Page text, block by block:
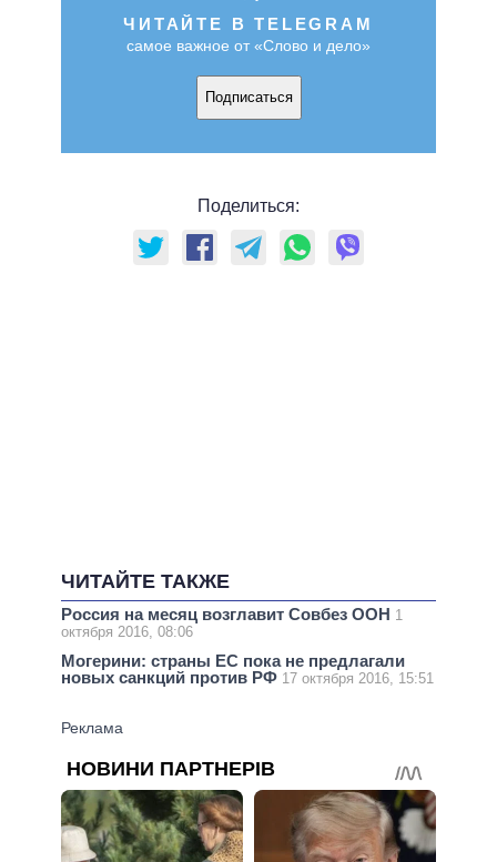
ЧИТАЙТЕ В TELEGRAM
самое важное от «Слово и дело»
Подписаться
Поделиться:
ЧИТАЙТЕ ТАКЖЕ
Россия на месяц возглавит Совбез ООН 1
октября 2016, 08:06
Могерини: страны ЕС пока не предлагали
новых санкций против РФ 17 октября 2016, 15:51